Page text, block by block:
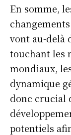
En somme,
vont au-delà
touchant les
mondiaux,
dynamique
donc crucial
potentiels